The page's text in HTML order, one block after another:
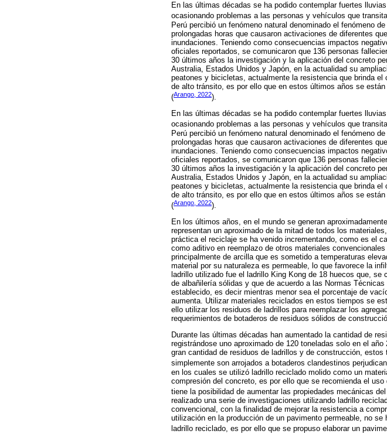
En las últimas décadas se ha podido contemplar fuertes
ocasionando problemas a las personas y vehículos que
Perú percibió un fenómeno natural denominado el fenómeno
prolongadas horas que causaron activaciones de diferentes
inundaciones. Teniendo como consecuencias impactos
oficiales reportados, se comunicaron que 136 personas
30 últimos años la investigación y la aplicación del concreto
Australia, Estados Unidos y Japón, en la actualidad su
peatones y bicicletas, actualmente la resistencia que brinda
de alto tránsito, es por ello que en estos últimos años se
(Arango, 2022).
En las últimas décadas se ha podido contemplar fuertes
ocasionando problemas a las personas y vehículos que
Perú percibió un fenómeno natural denominado el fenómeno
prolongadas horas que causaron activaciones de diferentes
inundaciones. Teniendo como consecuencias impactos
oficiales reportados, se comunicaron que 136 personas
30 últimos años la investigación y la aplicación del concreto
Australia, Estados Unidos y Japón, en la actualidad su
peatones y bicicletas, actualmente la resistencia que brinda
de alto tránsito, es por ello que en estos últimos años se
(Arango, 2022).
En los últimos años, en el mundo se generan
representan un aproximado de la mitad de todos los
práctica el reciclaje se ha venido incrementando, como es el
como aditivo en reemplazo de otros materiales
principalmente de arcilla que es sometido a temperaturas
material por su naturaleza es permeable, lo que favorece la
ladrillo utilizado fue el ladrillo King Kong de 18 huecos que,
de albañilería sólidas y que de acuerdo a las Normas
establecido, es decir mientras menor sea el porcentaje de
aumenta. Utilizar materiales reciclados en estos tiempos se
ello utilizar los residuos de ladrillos para reemplazar los
requerimientos de botaderos de residuos sólidos de
Durante las últimas décadas han aumentado la cantidad de
registrándose uno aproximado de 120 toneladas solo en el
gran cantidad de residuos de ladrillos y de construcción,
simplemente son arrojados a botaderos clandestinos
en los cuales se utilizó ladrillo reciclado molido como un
compresión del concreto, es por ello que se recomienda el
tiene la posibilidad de aumentar las propiedades mecánicas
realizado una serie de investigaciones utilizando ladrillo
convencional, con la finalidad de mejorar la resistencia a
utilización en la producción de un pavimento permeable, no
ladrillo reciclado, es por ello que se propuso elaborar un